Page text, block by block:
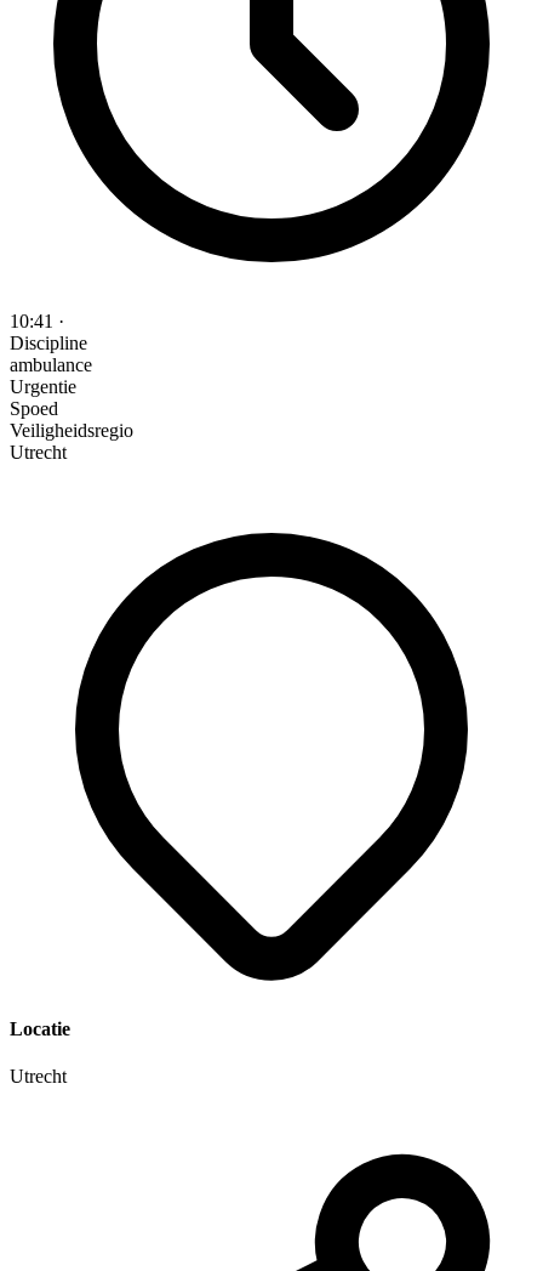
10:41 ·
Discipline
ambulance
Urgentie
Spoed
Veiligheidsregio
Utrecht
Locatie
Utrecht